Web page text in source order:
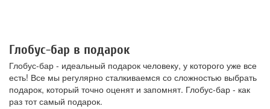
Глобус-бар в подарок
Глобус-бар - идеальный подарок человеку, у которого уже все
есть! Все мы регулярно сталкиваемся со сложностью выбрать
подарок, который точно оценят и запомнят. Глобус-бар - как
раз тот самый подарок.